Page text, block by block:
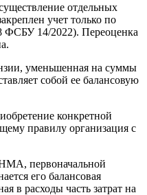
отдельных
учет только по
ФСБУ 14/2022). Переоценка
уменьшенная на суммы
собой ее балансовую
конкретной
правилу организация с
первоначальной
его балансовая
в расходы часть затрат на